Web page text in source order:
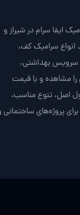
ایفا سرام در شیراز و
انواع سرامیک کف،
سرویس بهداشتی،
مشاهده و با قیمت
اصل، تنوع مناسب،
پروژه‌های ساختمانی